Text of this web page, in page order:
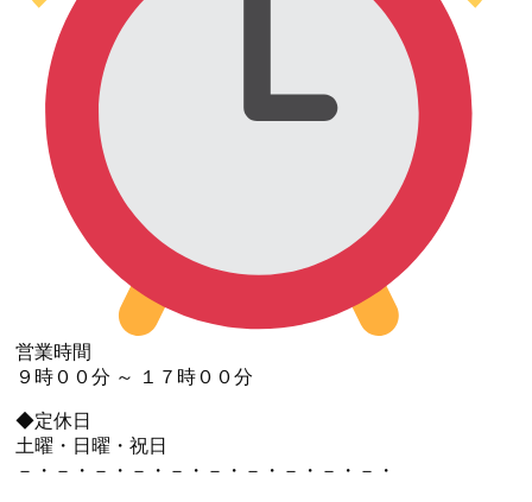
営業時間
９時００分 ～ １７時００分
◆定休日
土曜・日曜・祝日
－・－・－・－・－・－・－・－・－・－・